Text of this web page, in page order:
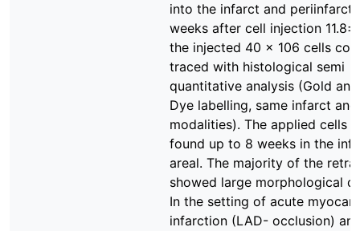
into the infarct and periinfarct
weeks after cell injection
the injected 40 x 106 cells
traced with histological semi
quantitative analysis (Gold
Dye labelling, same infarct
modalities). The applied cells
found up to 8 weeks in the
areal. The majority of the
showed large morphological
In the setting of acute
infarction (LAD- occlusion)